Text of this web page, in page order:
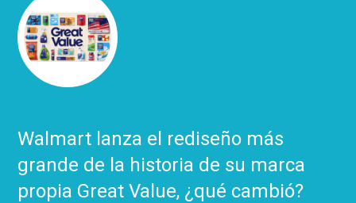
Walmart lanza el rediseño más
grande de la historia de su marca
propia Great Value, ¿qué cambió?